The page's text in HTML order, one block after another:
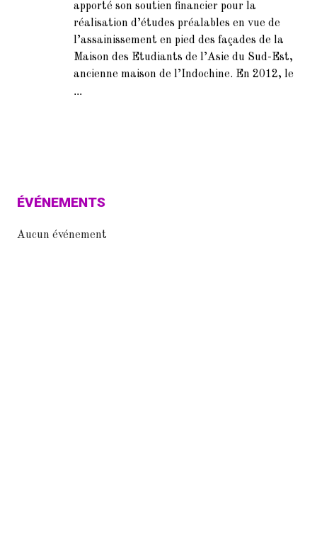
apporté son soutien financier pour la
réalisation d’études préalables en vue de
l’assainissement en pied des façades de la
Maison des Etudiants de l’Asie du Sud-Est,
ancienne maison de l’Indochine. En 2012, le
...
ÉVÉNEMENTS
Aucun événement